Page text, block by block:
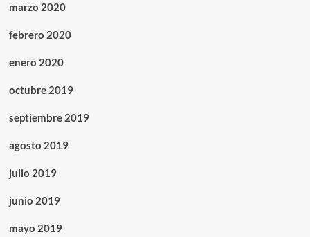
marzo 2020
febrero 2020
enero 2020
octubre 2019
septiembre 2019
agosto 2019
julio 2019
junio 2019
mayo 2019